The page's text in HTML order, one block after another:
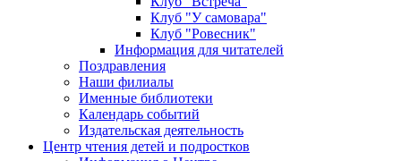
Клуб "У самовара"
Клуб "Ровесник"
Информация для читателей
Поздравления
Наши филиалы
Именные библиотеки
Календарь событий
Издательская деятельность
Центр чтения детей и подростков